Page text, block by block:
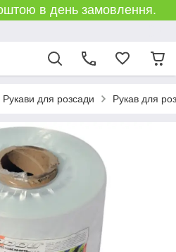
в день замовлення.
Рукави для розсади Рукав для